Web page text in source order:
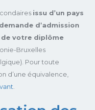
issu d’un pays
d’admission
de votre diplôme
Bruxelles
Pour toute
d’une équivalence,